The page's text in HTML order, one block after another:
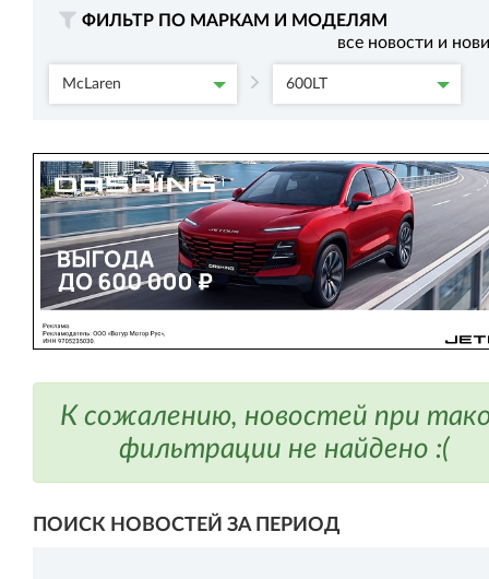
ФИЛЬТР ПО МАРКАМ И МОДЕЛЯМ
все новости и
McLaren 600LT
К сожалению, новостей при
фильтрации не найдено :(
ПОИСК НОВОСТЕЙ ЗА ПЕРИОД